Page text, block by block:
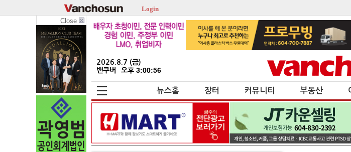
Login
Close
2026.8.7 (금)
밴쿠버 오후 3:00:56
뉴스홈 장터 커뮤니티 부동산